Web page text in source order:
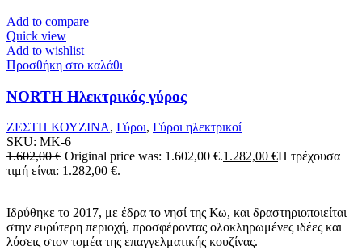
Add to compare
Quick view
Add to wishlist
Προσθήκη στο καλάθι
NORTH Ηλεκτρικός γύρος
ΖΕΣΤΗ ΚΟΥΖΙΝΑ, Γύροι, Γύροι ηλεκτρικοί
SKU: MK-6
1.602,00€ Original price was: 1.602,00 €.1.282,00 €Η τρέχουσα
τιμή είναι: 1.282,00 €.
Ιδρύθηκε το 2017, με έδρα το νησί της Κω, και δραστηριοποιείται
στην ευρύτερη περιοχή, προσφέροντας ολοκληρωμένες ιδέες και
λύσεις στον τομέα της επαγγελματικής κουζίνας.